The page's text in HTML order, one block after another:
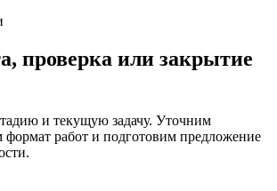
проверка или закрытие
и текущую задачу. Уточним
формат работ и подготовим предложение